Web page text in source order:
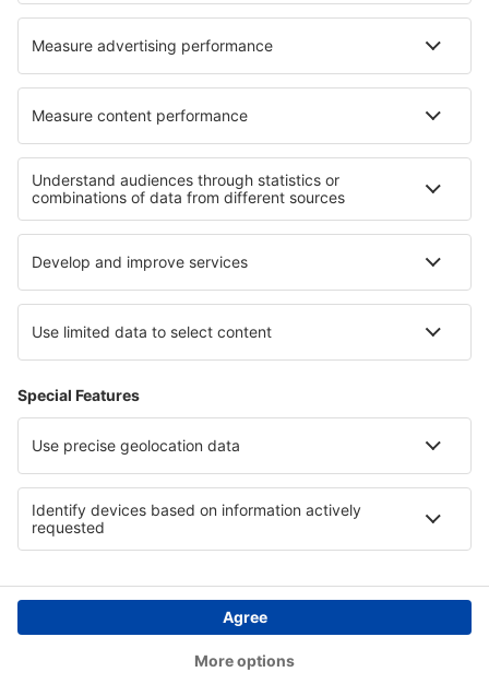
Hotely in Blochwitz Hotely in La Margineda
Nejlepší hotely - regiony
Hotely v Les Deux Alpes Hotely na Korsice
Hotely v Tignes Hotely v Alsasku Hotely ve Francii
Hotely v Ipanemě Hotely in Los Padres National Forest
Hotely na Djerbě Hotely v Národní park Camdeboo
Hotely v Malopolském vojvodství
Copyright © eSky.cz. Všechna práva vyhrazena.